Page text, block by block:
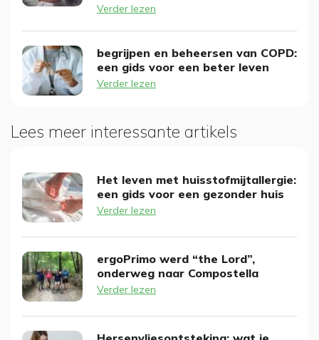
Verder lezen
begrijpen en beheersen van COPD:
een gids voor een beter leven
Verder lezen
Lees meer interessante artikels
Het leven met huisstofmijtallergie:
een gids voor een gezonder huis
Verder lezen
ergoPrimo werd “the Lord”,
onderweg naar Compostella
Verder lezen